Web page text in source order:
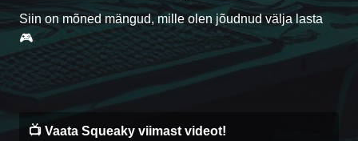
Siin on mõned mängud, mille olen jõudnud välja lasta
🎮
Case #1472
📺 Vaata Squeaky viimast videot!